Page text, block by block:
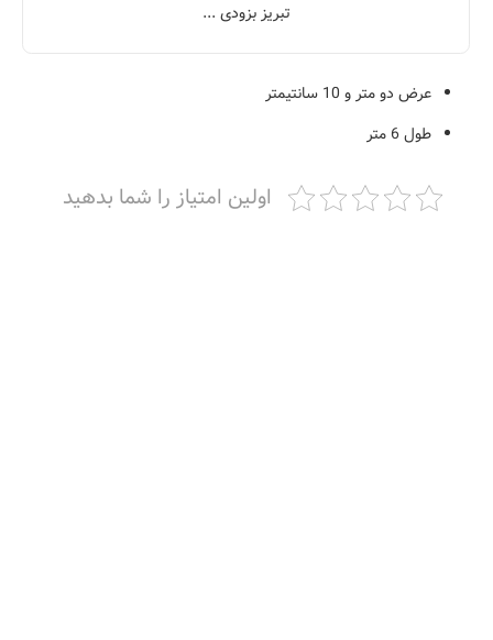
تبریز بزودی ...
عرض دو متر و 10 سانتیمتر
طول 6 متر
اولین امتیاز را شما بدهید